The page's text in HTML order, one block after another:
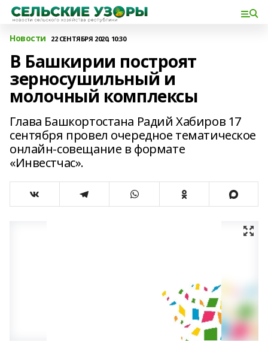
Новости 22 СЕНТЯБРЯ 2020, 10:30
В Башкирии построят
зерносушильный и
молочный комплексы
Глава Башкортостана Радий Хабиров 17
сентября провел очередное тематическое
онлайн-совещание в формате
«Инвестчас».